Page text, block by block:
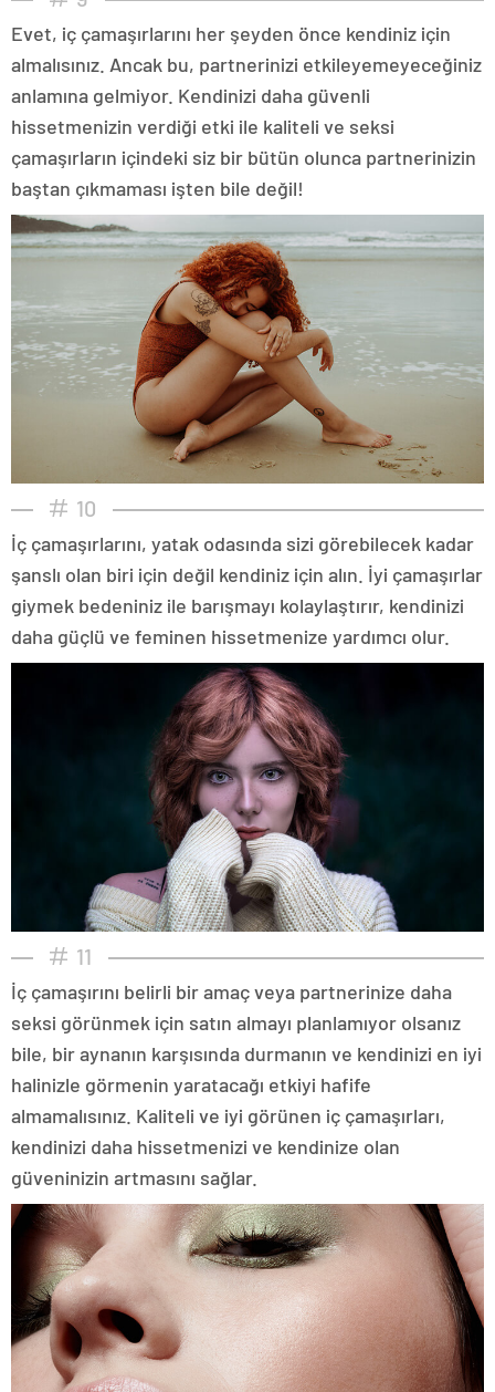
Evet, iç çamaşırlarını her şeyden önce kendiniz için
almalısınız. Ancak bu, partnerinizi etkileyemeyeceğiniz
anlamına gelmiyor. Kendinizi daha güvenli
hissetmenizin verdiği etki ile kaliteli ve seksi
çamaşırların içindeki siz bir bütün olunca partnerinizin
baştan çıkmaması işten bile değil!
10
İç çamaşırlarını, yatak odasında sizi görebilecek kadar
şanslı olan biri için değil kendiniz için alın. İyi çamaşırlar
giymek bedeniniz ile barışmayı kolaylaştırır, kendinizi
daha güçlü ve feminen hissetmenize yardımcı olur.
11
İç çamaşırını belirli bir amaç veya partnerinize daha
seksi görünmek için satın almayı planlamıyor olsanız
bile, bir aynanın karşısında durmanın ve kendinizi en iyi
halinizle görmenin yaratacağı etkiyi hafife
almamalısınız. Kaliteli ve iyi görünen iç çamaşırları,
kendinizi daha hissetmenizi ve kendinize olan
güveninizin artmasını sağlar.